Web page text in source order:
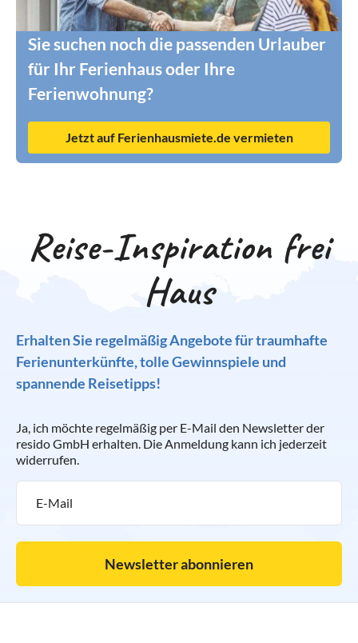
Sie suchen noch die passenden Urlauber
für Ihr Ferienhaus oder Ihre
Ferienwohnung?
Jetzt auf Ferienhausmiete.de vermieten
Reise-Inspiration frei
Haus
Erhalten Sie regelmäßig Angebote für traumhafte
Ferienunterkünfte, tolle Gewinnspiele und
spannende Reisetipps!
Ja, ich möchte regelmäßig per E-Mail den Newsletter der
resido GmbH erhalten. Die Anmeldung kann ich jederzeit
widerrufen.
Newsletter abonnieren